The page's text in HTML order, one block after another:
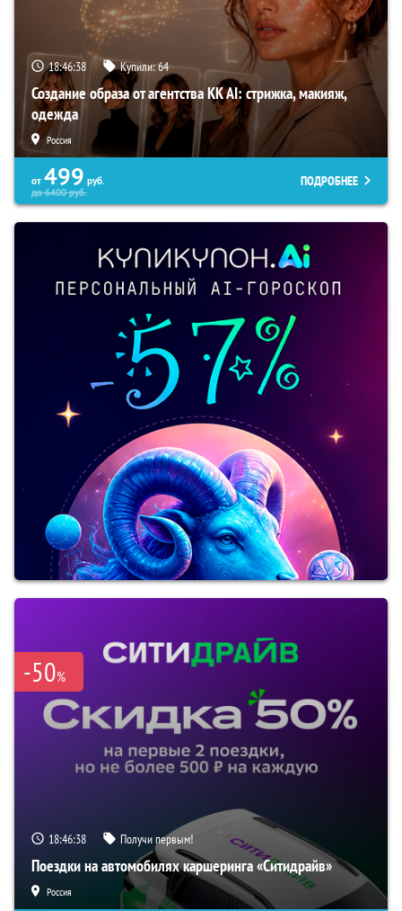
18:46:37 Купили:64
Создание образа от агентства KK AI: стрижка, макияж,
одежда
Россия
от 499 руб.
до6400руб.
ПОДРОБНЕЕ
-50%
18:46:37 Получи первым!
Поездки на автомобилях каршеринга «Ситидрайв»
Россия